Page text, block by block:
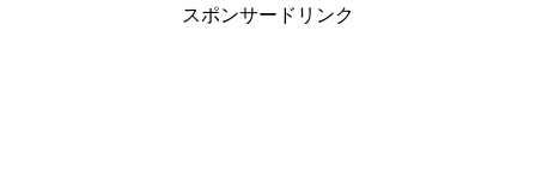
スポンサードリンク